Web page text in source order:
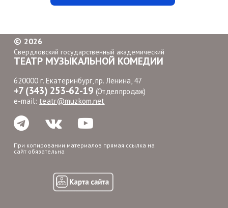
© 2026
Свердловский государственный академический
ТЕАТР МУЗЫКАЛЬНОЙ КОМЕДИИ
620000 г. Екатеринбург, пр. Ленина, 47
+7 (343) 253-62-19 (Отдел продаж)
e-mail: teatr@muzkom.net
При копировании материалов прямая ссылка на
сайт обязательна